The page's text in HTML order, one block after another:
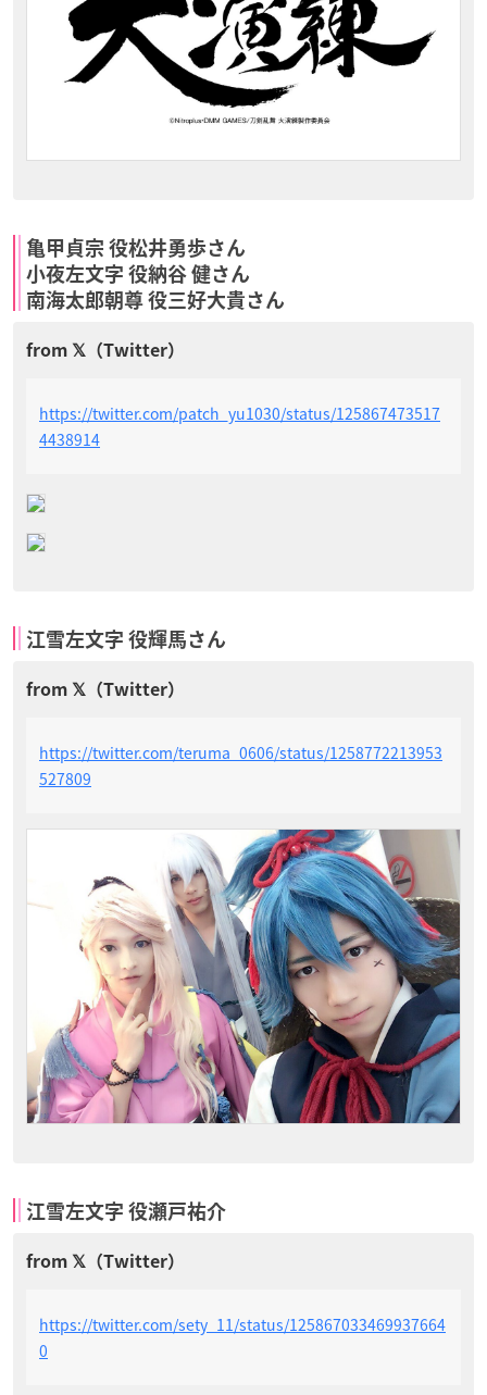
亀甲貞宗 役松井勇歩さん
小夜左文字 役納谷 健さん
南海太郎朝尊 役三好大貴さん
https://twitter.com/patch_yu1030/status/125867473517
4438914
江雪左文字 役輝馬さん
https://twitter.com/teruma_0606/status/1258772213953
527809
江雪左文字 役瀬戸祐介
https://twitter.com/sety_11/status/125867033469937664
0